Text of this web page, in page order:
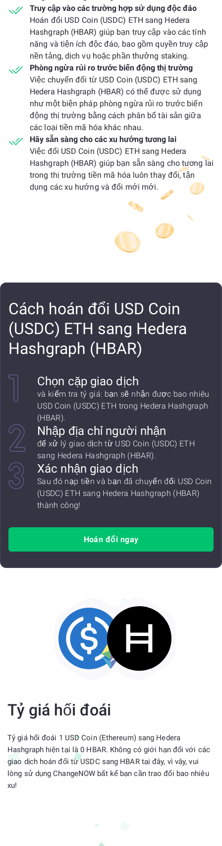
Truy cập vào các trường hợp sử dụng độc đáo
Hoán đổi USD Coin (USDC) ETH sang Hedera
Hashgraph (HBAR) giúp bạn truy cập vào các tính
năng và tiện ích độc đáo, bao gồm quyền truy cập
nền tảng, dịch vụ hoặc phần thưởng staking.
Phòng ngừa rủi ro trước biến động thị trường
Việc chuyển đổi từ USD Coin (USDC) ETH sang
Hedera Hashgraph (HBAR) có thể được sử dụng
như một biện pháp phòng ngừa rủi ro trước biến
động thị trường bằng cách phân bổ tài sản giữa
các loại tiền mã hóa khác nhau.
Hãy sẵn sàng cho các xu hướng tương lai
Việc đổi USD Coin (USDC) ETH sang Hedera
Hashgraph (HBAR) giúp bạn sẵn sàng cho tương lai
trong thị trường tiền mã hóa luôn thay đổi, tận
dụng các xu hướng và đổi mới mới.
Cách hoán đổi USD Coin
(USDC) ETH sang Hedera
Hashgraph (HBAR)
Chọn cặp giao dịch
và kiểm tra tỷ giá: bạn sẽ nhận được bao nhiêu
USD Coin (USDC) ETH trong Hedera Hashgraph
(HBAR).
Nhập địa chỉ người nhận
để xử lý giao dịch từ USD Coin (USDC) ETH
sang Hedera Hashgraph (HBAR).
Xác nhận giao dịch
Sau đó nạp tiền và bạn đã chuyển đổi USD Coin
(USDC) ETH sang Hedera Hashgraph (HBAR)
thành công!
Hoán đổi ngay
Tỷ giá hối đoái
Tỷ giá hối đoái 1 USD Coin (Ethereum) sang Hedera
Hashgraph hiện tại là 0 HBAR. Không có giới hạn đối với các
giao dịch hoán đổi từ USDC sang HBAR tại đây, vì vậy, vui
lòng sử dụng ChangeNOW bất kể bạn cần trao đổi bao nhiêu
xu!